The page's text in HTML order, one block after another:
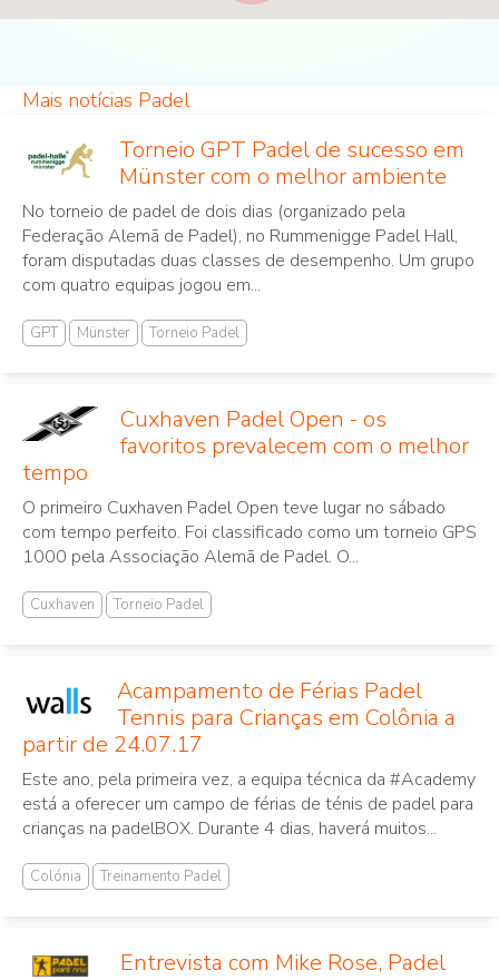
Mais notícias Padel
Torneio GPT Padel de sucesso em
Münster com o melhor ambiente
No torneio de padel de dois dias (organizado pela
Federação Alemã de Padel), no Rummenigge Padel Hall,
foram disputadas duas classes de desempenho. Um grupo
com quatro equipas jogou em...
GPT Münster Torneio Padel
Cuxhaven Padel Open - os
favoritos prevalecem com o melhor
tempo
O primeiro Cuxhaven Padel Open teve lugar no sábado
com tempo perfeito. Foi classificado como um torneio GPS
1000 pela Associação Alemã de Padel. O...
Cuxhaven Torneio Padel
Acampamento de Férias Padel
Tennis para Crianças em Colônia a
partir de 24.07.17
Este ano, pela primeira vez, a equipa técnica da #Academy
está a oferecer um campo de férias de ténis de padel para
crianças na padelBOX. Durante 4 dias, haverá muitos...
Colónia Treinamento Padel
Entrevista com Mike Rose, Padel